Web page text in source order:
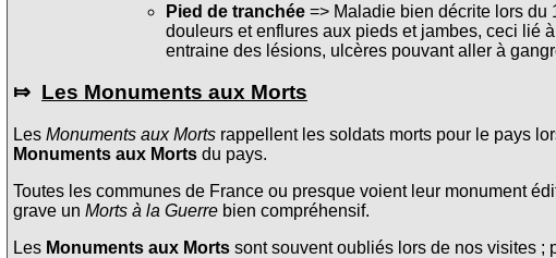
Pied de tranchée => Maladie bien décrite lors du
douleurs et enflures aux pieds et jambes, ceci lié
entraine des lésions, ulcères pouvant aller à
⤇ Les Monuments aux Morts
Les Monuments aux Morts rappellent les soldats morts pour le pays
Monuments aux Morts du pays.
Toutes les communes de France ou presque voient leur monument
grave un Morts à la Guerre bien compréhensif.
Les Monuments aux Morts sont souvent oubliés lors de nos visites ;